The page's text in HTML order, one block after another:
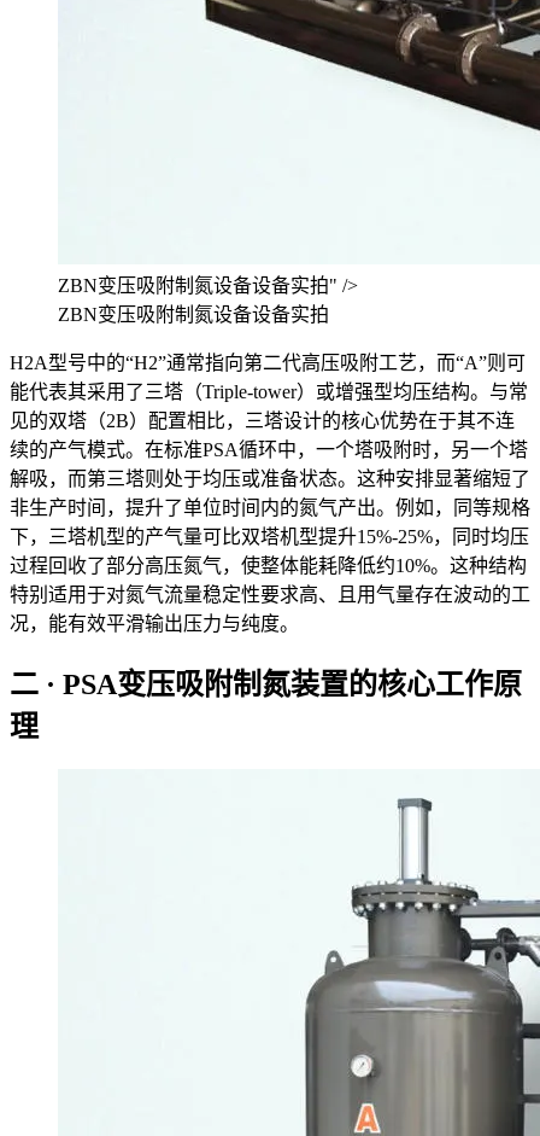
ZBN变压吸附制氮设备设备实拍" />
ZBN变压吸附制氮设备设备实拍
H2A型号中的“H2”通常指向第二代高压吸附工艺，而“A”则可
能代表其采用了三塔（Triple-tower）或增强型均压结构。与常
见的双塔（2B）配置相比，三塔设计的核心优势在于其不连
续的产气模式。在标准PSA循环中，一个塔吸附时，另一个塔
解吸，而第三塔则处于均压或准备状态。这种安排显著缩短了
非生产时间，提升了单位时间内的氮气产出。例如，同等规格
下，三塔机型的产气量可比双塔机型提升15%-25%，同时均压
过程回收了部分高压氮气，使整体能耗降低约10%。这种结构
特别适用于对氮气流量稳定性要求高、且用气量存在波动的工
况，能有效平滑输出压力与纯度。
二 · PSA变压吸附制氮装置的核心工作原
理